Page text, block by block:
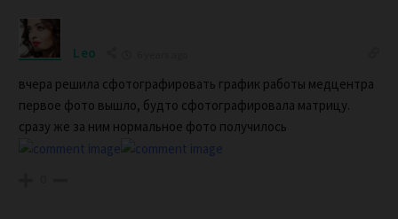
Leo
вчера решила сфотографировать график работы медцентра
первое фото вышло, будто сфотографировала матрицу.
сразу же за ним нормальное фото получилось